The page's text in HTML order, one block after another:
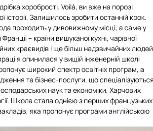
хоробрості. Voilà, ви вже на порозі
історії. Залишилось зробити останній крок.
проходить у дивовижному місці, а саме у
Франції – країни вишуканої кухні, чарівної
краєвидів і ще більш надзвичайних
я опинилася у вищій інженерній школі
широкий спектр освітніх програм, а
та бізнес-послуги, що
наук та економіки, Харчових
Школа стала однією з перших французьких
яка пропонує програми англійською